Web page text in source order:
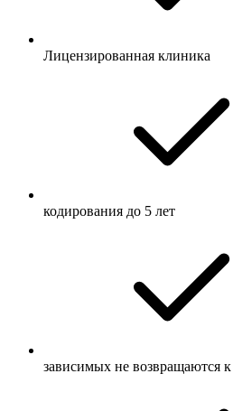
Лицензированная клиника
кодирования до 5 лет
зависимых не возвращаются